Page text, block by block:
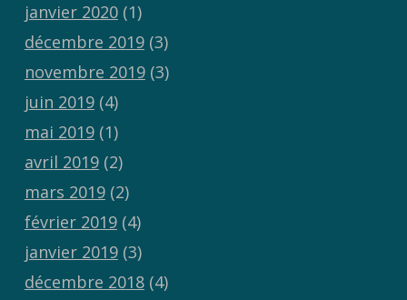
janvier 2020(1)
décembre 2019(3)
novembre 2019(3)
juin 2019(4)
mai 2019(1)
avril 2019(2)
mars 2019(2)
février 2019(4)
janvier 2019(3)
décembre 2018(4)